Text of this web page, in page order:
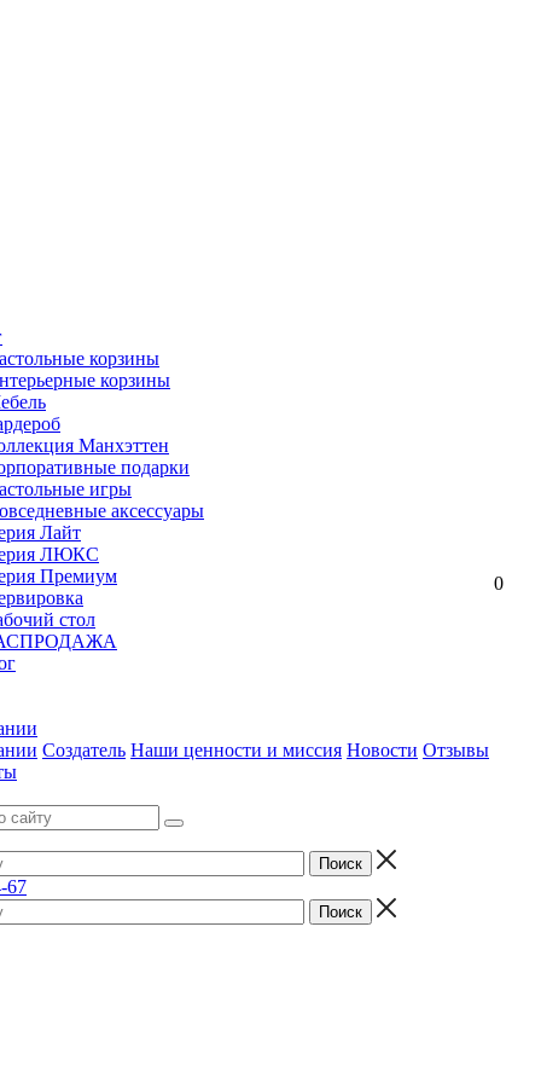
корзины
корзины
Манхэттен
подарки
игры
аксессуары
Лайт
ЛЮКС
Премиум
стол
Создатель Наши ценности и миссия Новости Отзывы
67
0